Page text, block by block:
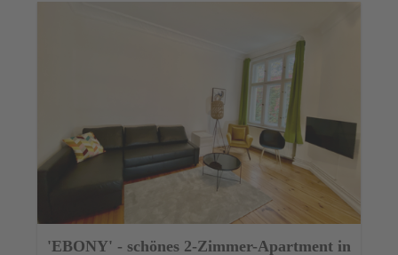
'EBONY' - schönes 2-Zimmer-Apartment in